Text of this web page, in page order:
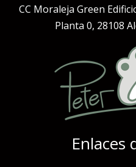
CC Moraleja Green
Planta 0, 28108
Enlaces